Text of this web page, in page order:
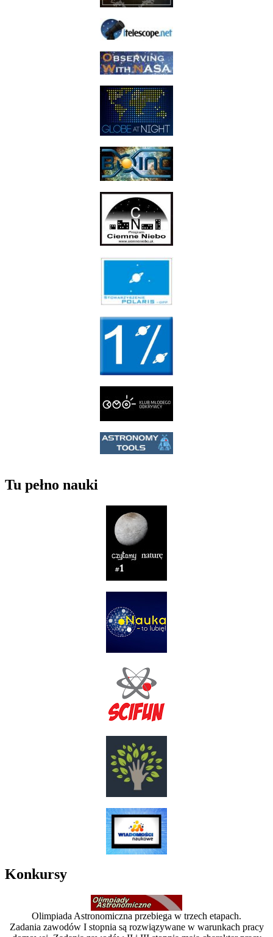
Tu pełno nauki
Konkursy
Olimpiada Astronomiczna przebiega w trzech etapach.
Zadania zawodów I stopnia są rozwiązywane w warunkach pracy